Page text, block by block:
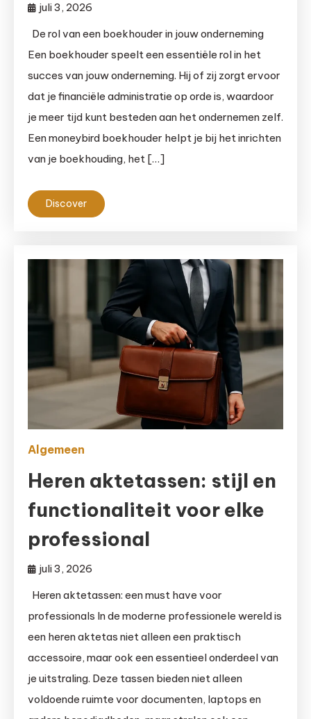
juli 3, 2026
De rol van een boekhouder in jouw onderneming
Een boekhouder speelt een essentiële rol in het
succes van jouw onderneming. Hij of zij zorgt ervoor
dat je financiële administratie op orde is, waardoor
je meer tijd kunt besteden aan het ondernemen zelf.
Een moneybird boekhouder helpt je bij het inrichten
van je boekhouding, het […]
Discover
Algemeen
Heren aktetassen: stijl en
functionaliteit voor elke
professional
juli 3, 2026
Heren aktetassen: een must have voor
professionals In de moderne professionele wereld is
een heren aktetas niet alleen een praktisch
accessoire, maar ook een essentieel onderdeel van
je uitstraling. Deze tassen bieden niet alleen
voldoende ruimte voor documenten, laptops en